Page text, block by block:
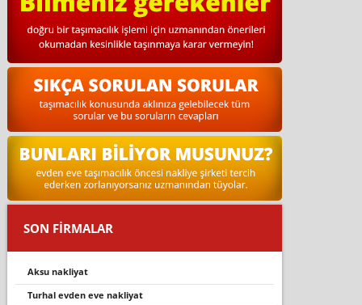
SON FİRMALAR
aksu nakliyat
turhal evden eve nakliyat